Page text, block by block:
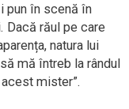
pun în scenă în
răul pe care
natura lui
mă întreb la rândul
mister”.